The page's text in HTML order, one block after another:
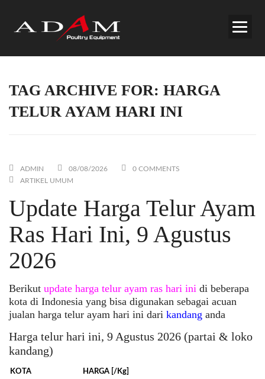
TAG ARCHIVE FOR: HARGA
TELUR AYAM HARI INI
ADMIN 08/08/2026
0 COMMENTS
ARTIKEL UMUM
Update Harga Telur Ayam
Ras Hari Ini, 9 Agustus
2026
Berikut update harga telur ayam ras hari ini di beberapa
kota di Indonesia yang bisa digunakan sebagai acuan
jualan harga telur ayam hari ini dari kandang anda
Harga telur hari ini, 9 Agustus 2026 (partai & loko
kandang)
KOTA HARGA [/Kg]